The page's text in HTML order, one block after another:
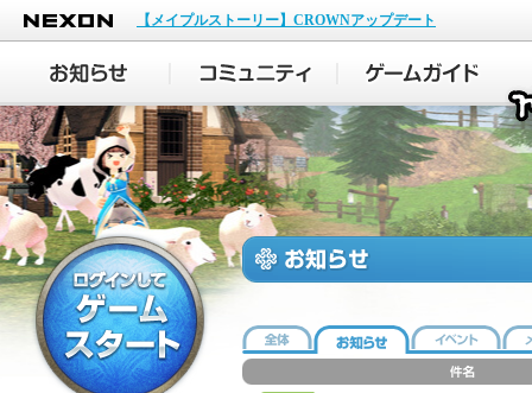
NEXON
【メイプルストーリー】CROWNアップデート